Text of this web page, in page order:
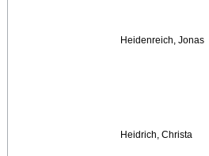
Heidenreich, Jonas
Heidrich, Christa